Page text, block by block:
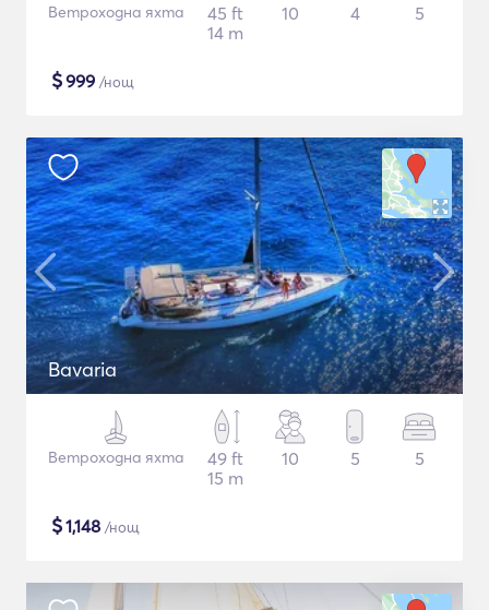
Ветроходна яхта
45 ft
14 m
10 4 5
$999 /нощ
Bavaria
Ветроходна яхта
49 ft
15 m
10 5 5
$1,148 /нощ